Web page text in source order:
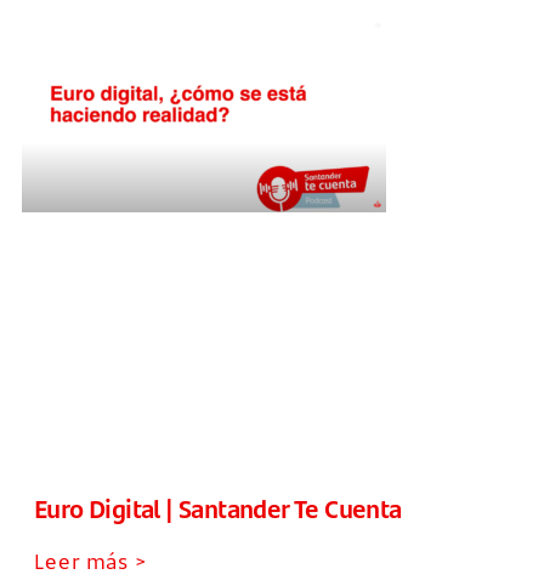
Euro Digital | Santander Te Cuenta
Leer más >